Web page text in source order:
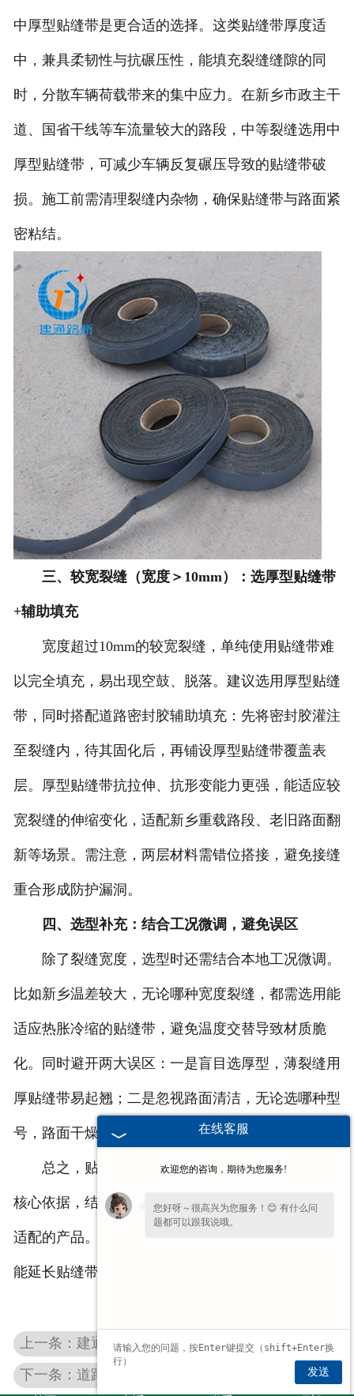
中厚型贴缝带是更合适的选择。这类贴缝带厚度适
中，兼具柔韧性与抗碾压性，能填充裂缝缝隙的同
时，分散车辆荷载带来的集中应力。在新乡市政主干
道、国省干线等车流量较大的路段，中等裂缝选用中
厚型贴缝带，可减少车辆反复碾压导致的贴缝带破
损。施工前需清理裂缝内杂物，确保贴缝带与路面紧
密粘结。
三、较宽裂缝（宽度＞10mm）：选厚型贴缝带
+辅助填充
宽度超过10mm的较宽裂缝，单纯使用贴缝带难
以完全填充，易出现空鼓、脱落。建议选用厚型贴缝
带，同时搭配道路密封胶辅助填充：先将密封胶灌注
至裂缝内，待其固化后，再铺设厚型贴缝带覆盖表
层。厚型贴缝带抗拉伸、抗形变能力更强，能适应较
宽裂缝的伸缩变化，适配新乡重载路段、老旧路面翻
新等场景。需注意，两层材料需错位搭接，避免接缝
重合形成防护漏洞。
四、选型补充：结合工况微调，避免误区
除了裂缝宽度，选型时还需结合本地工况微调。
比如新乡温差较大，无论哪种宽度裂缝，都需选用能
适应热胀冷缩的贴缝带，避免温度交替导致材质脆
化。同时避开两大误区：一是盲目选厚型，薄裂缝用
厚贴缝带易起翘；二是忽视路面清洁，无论选哪种型
号，路面干燥无杂物才能够确保粘结效果。
总之，贴缝带选型无需复杂判断，以裂缝宽度为
核心依据，结合路段荷载、本地气候微调，就能选到
适配的产品。科学选型不仅能提升路面养护效果，还
能延长贴缝带使用寿命，减少后期养护投入。
上一条：建通路桥：专注贴缝带、密封胶研发 提升道路耐久性
下一条：道路密封胶脱落原因？这几点要避开
在线客服
欢迎您的咨询，期待为您服务!
您好呀～很高兴为您服务！😊 有什么问
题都可以跟我说哦。
发送